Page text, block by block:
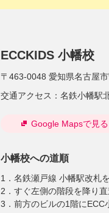
ECCKIDS 小幡校
〒463-0048 愛知県名古屋
交通アクセス： 名鉄小幡駅
Google Mapsで見る
小幡校への道順
1．名鉄瀬戸線 小幡駅改札
2．すぐ左側の階段を降り直
3．前方のビルの1階にECC